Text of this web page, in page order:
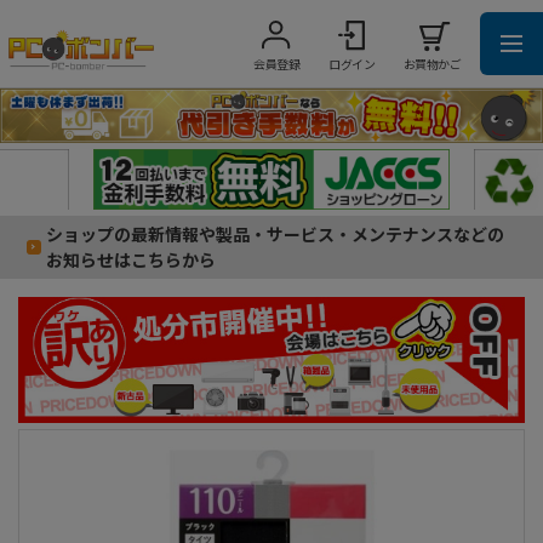
会員登録 ログイン お買物かご
ショップの最新情報や製品・サービス・メンテナンスなどの
お知らせはこちらから